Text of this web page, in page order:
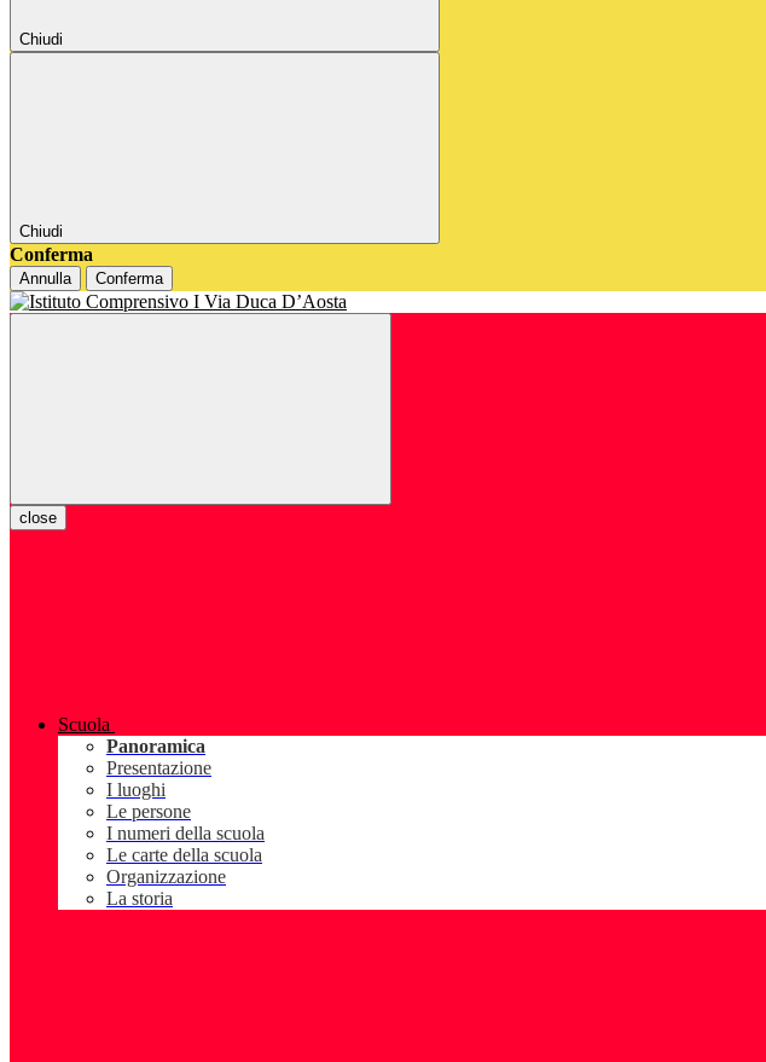
Chiudi
Chiudi
Conferma
Annulla Conferma
close
Scuola
Panoramica
Presentazione
I luoghi
Le persone
I numeri della scuola
Le carte della scuola
Organizzazione
La storia